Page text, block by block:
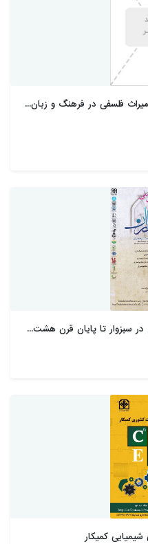
فلسفی در فرهنگ و زبان...
سبزوار تا پايان قرن هشت...
کمیکار